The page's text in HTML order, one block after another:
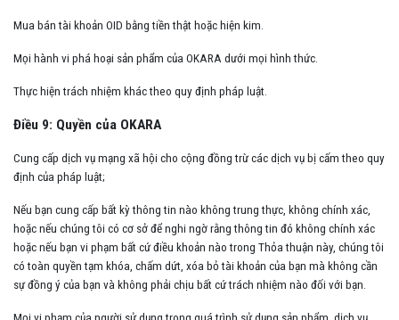
Mua bán tài khoản OID bằng tiền thật hoặc hiện kim.
Mọi hành vi phá hoại sản phẩm của OKARA dưới mọi hình thức.
Thực hiện trách nhiệm khác theo quy định pháp luật.
Điều 9: Quyền của OKARA
Cung cấp dịch vụ mạng xã hội cho cộng đồng trừ các dịch vụ bị cấm theo quy
định của pháp luật;
Nếu bạn cung cấp bất kỳ thông tin nào không trung thực, không chính xác,
hoặc nếu chúng tôi có cơ sở để nghi ngờ rằng thông tin đó không chính xác
hoặc nếu bạn vi phạm bất cứ điều khoản nào trong Thỏa thuận này, chúng tôi
có toàn quyền tạm khóa, chấm dứt, xóa bỏ tài khoản của bạn mà không cần
sự đồng ý của bạn và không phải chịu bất cứ trách nhiệm nào đối với bạn.